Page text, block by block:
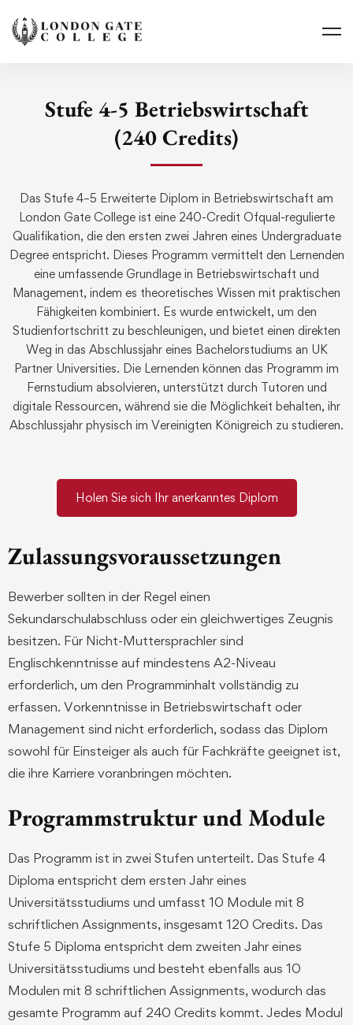
Stufe 4-5 Betriebswirtschaft
(240 Credits)
Das Stufe 4–5 Erweiterte Diplom in Betriebswirtschaft am
London Gate College ist eine 240-Credit Ofqual-regulierte
Qualifikation, die den ersten zwei Jahren eines Undergraduate
Degree entspricht. Dieses Programm vermittelt den Lernenden
eine umfassende Grundlage in Betriebswirtschaft und
Management, indem es theoretisches Wissen mit praktischen
Fähigkeiten kombiniert. Es wurde entwickelt, um den
Studienfortschritt zu beschleunigen, und bietet einen direkten
Weg in das Abschlussjahr eines Bachelorstudiums an UK
Partner Universities. Die Lernenden können das Programm im
Fernstudium absolvieren, unterstützt durch Tutoren und
digitale Ressourcen, während sie die Möglichkeit behalten, ihr
Abschlussjahr physisch im Vereinigten Königreich zu studieren.
Holen Sie sich Ihr anerkanntes Diplom
Zulassungsvoraussetzungen
Bewerber sollten in der Regel einen
Sekundarschulabschluss oder ein gleichwertiges Zeugnis
besitzen. Für Nicht-Muttersprachler sind
Englischkenntnisse auf mindestens A2-Niveau
erforderlich, um den Programminhalt vollständig zu
erfassen. Vorkenntnisse in Betriebswirtschaft oder
Management sind nicht erforderlich, sodass das Diplom
sowohl für Einsteiger als auch für Fachkräfte geeignet ist,
die ihre Karriere voranbringen möchten.
Programmstruktur und Module
Das Programm ist in zwei Stufen unterteilt. Das Stufe 4
Diploma entspricht dem ersten Jahr eines
Universitätsstudiums und umfasst 10 Module mit 8
schriftlichen Assignments, insgesamt 120 Credits. Das
Stufe 5 Diploma entspricht dem zweiten Jahr eines
Universitätsstudiums und besteht ebenfalls aus 10
Modulen mit 8 schriftlichen Assignments, wodurch das
gesamte Programm auf 240 Credits kommt. Jedes Modul